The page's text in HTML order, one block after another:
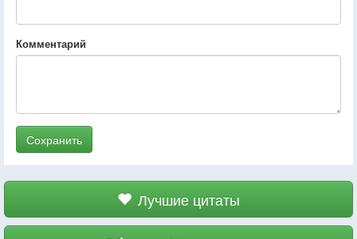
Комментарий
Сохранить
Лучшие цитаты